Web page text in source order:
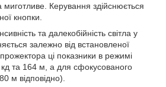
миготливе. Керування здійснюється
кнопки.
та далекобійність світла у
залежно від встановленої
ці показники в режимі
та 164 м, а для сфокусованого
м відповідно).